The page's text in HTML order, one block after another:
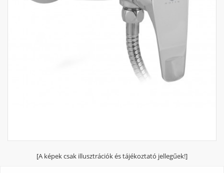
[A képek csak illusztrációk és tájékoztató jellegűek!]